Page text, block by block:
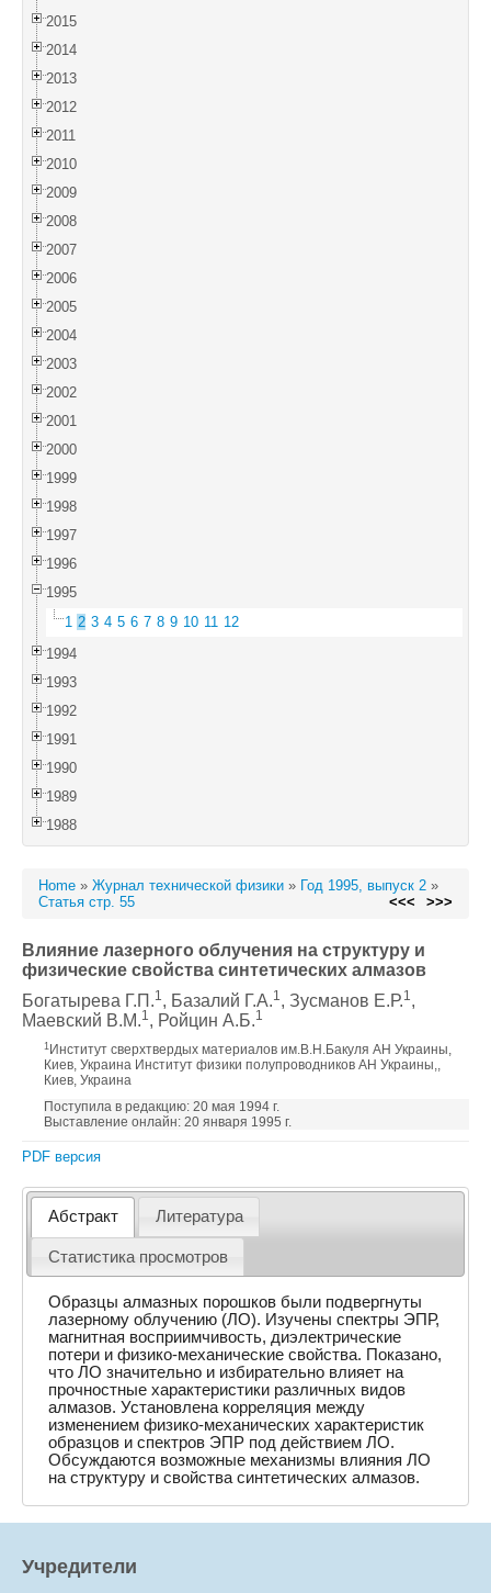
2015
2014
2013
2012
2011
2010
2009
2008
2007
2006
2005
2004
2003
2002
2001
2000
1999
1998
1997
1996
1995
1 2 3 4 5 6 7 8 9 10 11 12
1994
1993
1992
1991
1990
1989
1988
Home » Журнал технической физики » Год 1995, выпуск 2 »
Статья стр. 55
<<< >>>
Влияние лазерного облучения на структуру и
физические свойства синтетических алмазов
Богатырева Г.П.1, Базалий Г.А.1, Зусманов Е.Р.1,
Маевский В.М.1, Ройцин А.Б.1
1 Институт сверхтвердых материалов им.В.Н.Бакуля АН Украины,
Киев, Украина Институт физики полупроводников АН Украины,,
Киев, Украина
Поступила в редакцию: 20 мая 1994 г.
Выставление онлайн: 20 января 1995 г.
PDF версия
Абстракт Литература
Статистика просмотров
Образцы алмазных порошков были подвергнуты
лазерному облучению (ЛО). Изучены спектры ЭПР,
магнитная восприимчивость, диэлектрические
потери и физико-механические свойства. Показано,
что ЛО значительно и избирательно влияет на
прочностные характеристики различных видов
алмазов. Установлена корреляция между
изменением физико-механических характеристик
образцов и спектров ЭПР под действием ЛО.
Обсуждаются возможные механизмы влияния ЛО
на структуру и свойства синтетических алмазов.
Учредители